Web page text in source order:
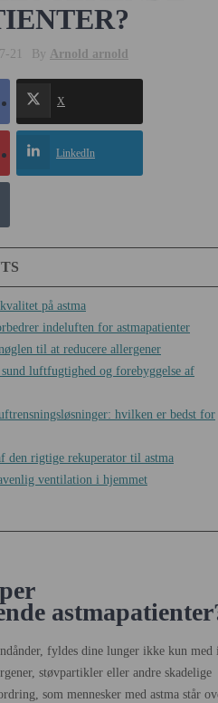
21 By Arnold arnold
X
LinkedIn
på astma
indeluften for astmapatienter
til at reducere allergener
luftfugtighed og forebyggelse af
hvilken er bedst for
den rigtige rekuperator til astma
ventilation i hjemmet
filtrene i mit klimaanlæg, hvis jeg
bedst til lindring af astma?
varmegenvindingsenhed
fyldes dine lunger ikke kun med
støvpartikler eller andre skadelige
som mennesker med astma står